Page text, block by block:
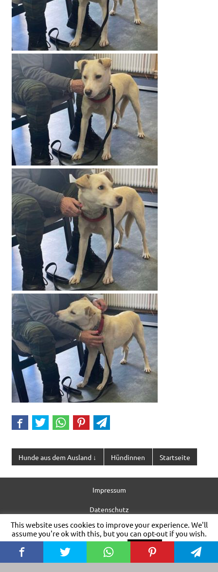
Hunde aus dem Ausland ↓ Hündinnen Startseite
Impressum
Datenschutz
Nutzungsbedingungen
allgem. Information
This website uses cookies to improve your experience. We'll
assume you're ok with this, but you can opt-out if you wish.
Cookie settings
ACCEPT